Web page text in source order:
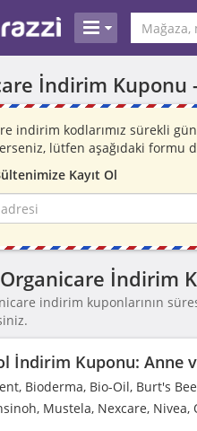
İndirim Kuponu
indirim kodlarımız sürekli
lütfen aşağıdaki
Kayıt Ol
İndirim
indirim kuponlarının
İndirim Kuponu: Anne
Bioderma, Bio-Oil, Burt's
Mustela, Nexcare,